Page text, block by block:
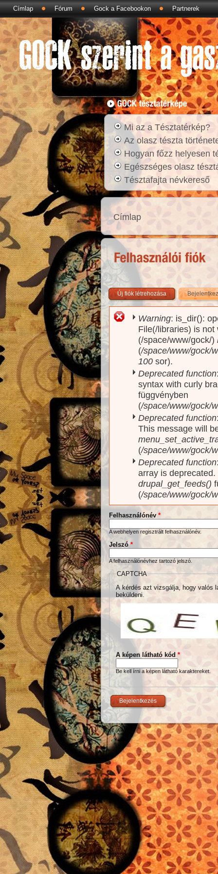
Címlap Fórum Gock a Facebookon Partnerek
Mi az a Tésztatérkép?
Az olasz tészta
Hogyan főzz helyesen
Egészséges olasz
Tésztafajta névkereső
Címlap
Új fiók létrehozása
Hibaüzenet
Warning: is_dir():
File(/libraries) is
(/space/www/gock/)
(/space/www/gock/
100 sor).
Deprecated function
syntax with curly
függvényben
(/space/www/gock/
Deprecated function
This message will
(/space/www/gock/
Deprecated function
array is
drupal_get_feeds()
(/space/www/gock/
Felhasználónév *
A webhelyen regisztrált felhasználónév.
Jelszó*
A felhasználónévhez tartozó jelszó.
CAPTCHA
A kérdés azt vizsgálja, hogy valós
beküldeni.
A képen látható kód *
Be kell írni a képen látható karaktereket.